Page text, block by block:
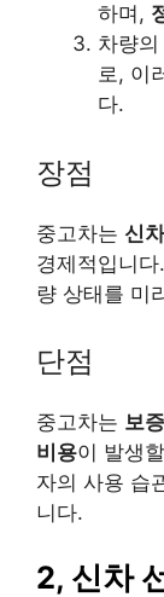
하며,
차량의
로, 이
다.
장점
중고차는 신
경제적입니
량 상태를 미
단점
중고차는 보증
비용이 발생
자의 사용 습
니다.
2, 신차